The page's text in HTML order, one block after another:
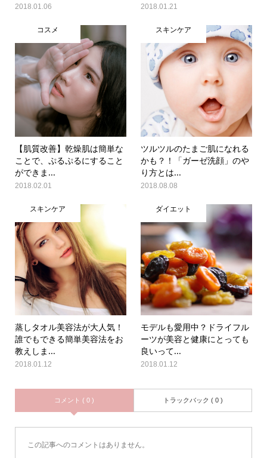
2018.01.06 2018.01.21
コスメ
【肌質改善】乾燥肌は簡単な
ことで、ぷるぷるにすること
ができま...
2018.02.01
スキンケア
ツルツルのたまご肌になれる
かも？！「ガーゼ洗顔」のや
り方とは...
2018.08.08
スキンケア
蒸しタオル美容法が大人気！
誰でもできる簡単美容法をお
教えしま...
2018.01.12
ダイエット
モデルも愛用中？ドライフル
ーツが美容と健康にとっても
良いって...
2018.01.12
コメント ( 0 ) トラックバック ( 0 )
この記事へのコメントはありません。